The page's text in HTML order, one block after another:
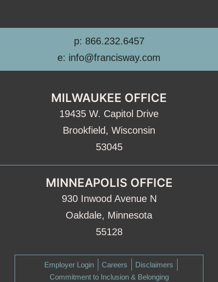
p: 866.232.6457
e: info@francisway.com
MILWAUKEE OFFICE
19435 W. Capitol Drive
Brookfield, Wisconsin
53045
MINNEAPOLIS OFFICE
930 Inwood Avenue N
Oakdale, Minnesota
55128
Employer Login Careers
Disclaimers
Commitment to Inclusion & Belonging